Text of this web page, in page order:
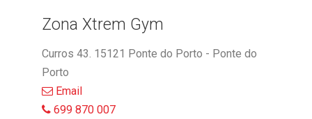
Zona Xtrem Gym
Curros 43. 15121 Ponte do Porto - Ponte do
Porto
Email
699 870 007